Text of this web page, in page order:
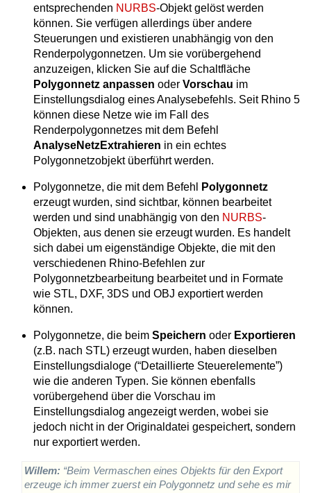
entsprechenden NURBS-Objekt gelöst werden
können. Sie verfügen allerdings über andere
Steuerungen und existieren unabhängig von den
Renderpolygonnetzen. Um sie vorübergehend
anzuzeigen, klicken Sie auf die Schaltfläche
Polygonnetz anpassen oder Vorschau im
Einstellungsdialog eines Analysebefehls. Seit Rhino 5
können diese Netze wie im Fall des
Renderpolygonnetzes mit dem Befehl
AnalyseNetzExtrahieren in ein echtes
Polygonnetzobjekt überführt werden.
Polygonnetze, die mit dem Befehl
Polygonnetz
erzeugt wurden, sind sichtbar, können bearbeitet
werden und sind unabhängig von den NURBS-
Objekten, aus denen sie erzeugt wurden. Es handelt
sich dabei um eigenständige Objekte, die mit den
verschiedenen Rhino-Befehlen zur
Polygonnetzbearbeitung bearbeitet und in Formate
wie STL, DXF, 3DS und OBJ exportiert werden
können.
Polygonnetze, die beim Speichern oder Exportieren
(z.B. nach STL) erzeugt wurden, haben dieselben
Einstellungsdialoge (“Detaillierte Steuerelemente”)
wie die anderen Typen. Sie können ebenfalls
vorübergehend über die Vorschau im
Einstellungsdialog angezeigt werden, wobei sie
jedoch nicht in der Originaldatei gespeichert, sondern
nur exportiert werden.
Willem: “Beim Vermaschen eines Objekts für den Export
erzeuge ich immer zuerst ein Polygonnetz und sehe es mir